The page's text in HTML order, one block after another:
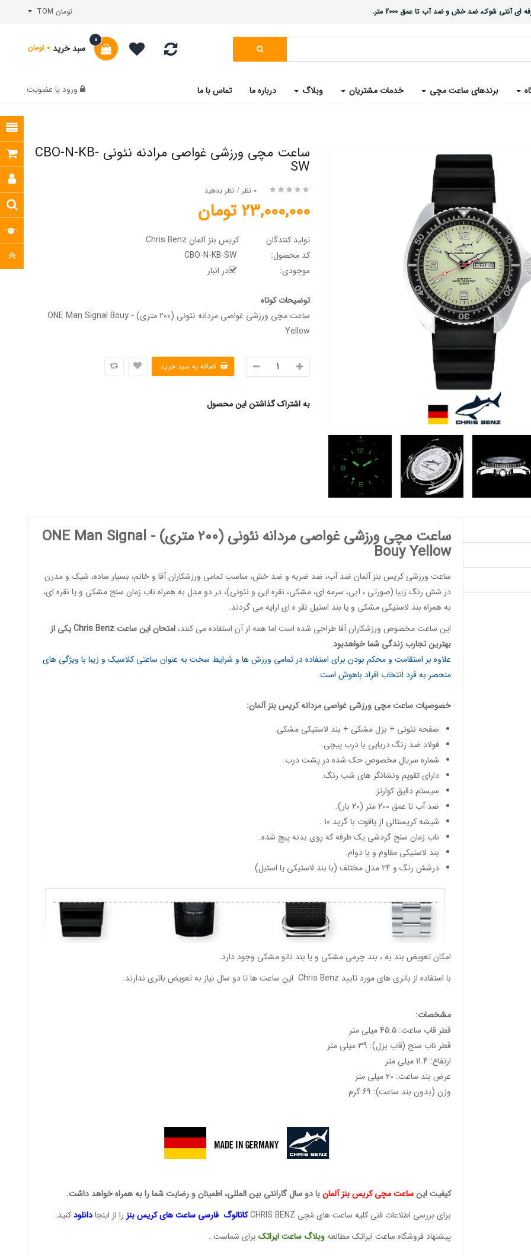
آنتی شوک، ضد خش و ضد آب تا عمق 2000 متر. تومان TOM
سبد خرید
0
0 تومان
برندهای ساعت مچی خدمات مشتریان وبلاگ درباره ما تماس با ما ورود یا عضویت
ساعت مچی ورزشی غواصی مرادنه نئونی CBO-N-KB-
SW
0 نظر /نظر بدهید
23,000,000 تومان
تولید کنندگان
کریس بنز آلمان Chris Benz
کد محصول:
CBO-N-KB-SW
موجودی:
در انبار
توضیحات کوتاه
ساعت مچی ورزشی غواصی مردانه نئونی (200 متری) - ONE Man Signal Bouy
Yellow
به اشتراک گذاشتن این محصول
ساعت مچی ورزشی غواصی مردانه نئونی (200 متری) - ONE Man Signal
Bouy Yellow
ساعت ورزشی کریس بنز آلمانضد آب، ضد ضربه و ضد خش، مناسب تمامی ورزشکاران آقا و خانم، بسیار ساده، شیک و مدرن
در شش رنگ زیبا (صورتی ، آبی، سرمه ای، مشکی، نقره ایی و نئونی)، در دو مدل به همراه ناب زمان سنج مشکی و یا نقره ای،
به همراه بند لاستیکی مشکی و یا بند استیل نقر ه ای ارایه می گردند.
این ساعت مخصوص ورزشکاران آقاطراحی شده است اما همه از آن استفاده می کنند، امتحان این ساعتChris Benzیکی از
بهترین تجارب زندگی شما خواهدبود.
علاوه بر استقامت و محکم بودن برای استفاده در تمامی ورزش ها و شرایط سخت به عنوان ساعتی کلاسیک و زیبا با ویژگی های
منحصر به فرد انتخاب افراد باهوش است.
خصوصیات ساعت مچی ورزشی غواصی مردانهکریس بنز آلمان:
صفحه نئونی + بزل مشکی + بند لاستیکی مشکی.
فولاد ضد زنگ دریایی با درب پیچی.
شماره سریال مخصوص حک شده در پشت درب.
دارای تقویم ونشانگر های شب رنگ.
سیستم دقیق کوارتز.
ضد آب تا عمق 200 متر (20 بار).
شیشه کریستالی از یاقوت با گرید 10 .
ناب زمان سنج گردشی یک طرفه که روی بدنه پیچ شده.
بند لاستیکی مقاوم و با دوام.
درشش رنگ و 24 مدل مختلف (با بند لاستیکی یا استیل).
امکان تعویض بند به ، بند چرمی مشکی و یا بند ناتو مشکی وجود دارد.
با استفاده از باتری های مورد تایید Chris Benz این ساعت ها تا دو سال نیاز به تعویض باتری ندارند.
مشخصات:
قطر قاب ساعت: 45.5 میلی متر
قطر ناب سنج (قاب بزل): 39 میلی متر
ارتفاع: 11.4 میلی متر
عرض بند ساعت: 20 میلی متر
وزن (بدون بند ساعت): 69 گرم
کیفیت این ساعت مچی کریس بنز آلمانبا دو سال گارانتی بین المللی، اطمینان و رضایت شما را به همراه خواهد داشت.
برای بررسی اطلاعات فنی کلیه ساعت های مُچی CHRIS BENZ
کاتالوگ فارسی ساعت هایکریس بنز را از اینجا دانلودکنید.
پیشنهاد فروشگاه ساعت ایراتک مطالعه وبلاگ ساعت ایراتکبرای شماست .